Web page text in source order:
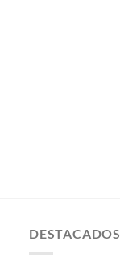
DESTACADOS